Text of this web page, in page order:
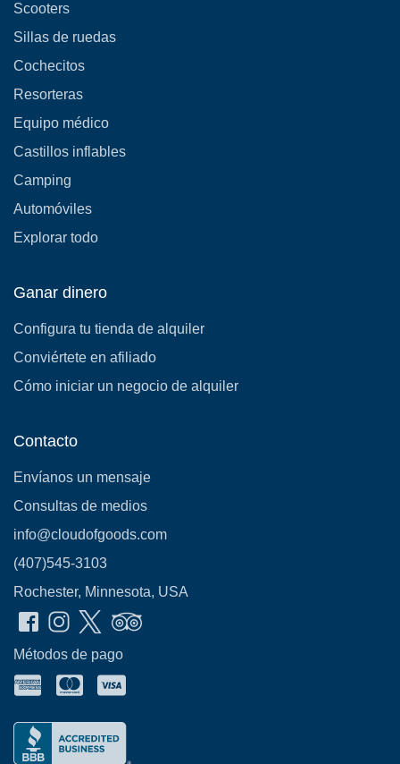
Scooters
Sillas de ruedas
Cochecitos
Resorteras
Equipo médico
Castillos inflables
Camping
Automóviles
Explorar todo
Ganar dinero
Configura tu tienda de alquiler
Conviértete en afiliado
Cómo iniciar un negocio de alquiler
Contacto
Envíanos un mensaje
Consultas de medios
info@cloudofgoods.com
(407)545-3103
Rochester, Minnesota, USA
Métodos de pago